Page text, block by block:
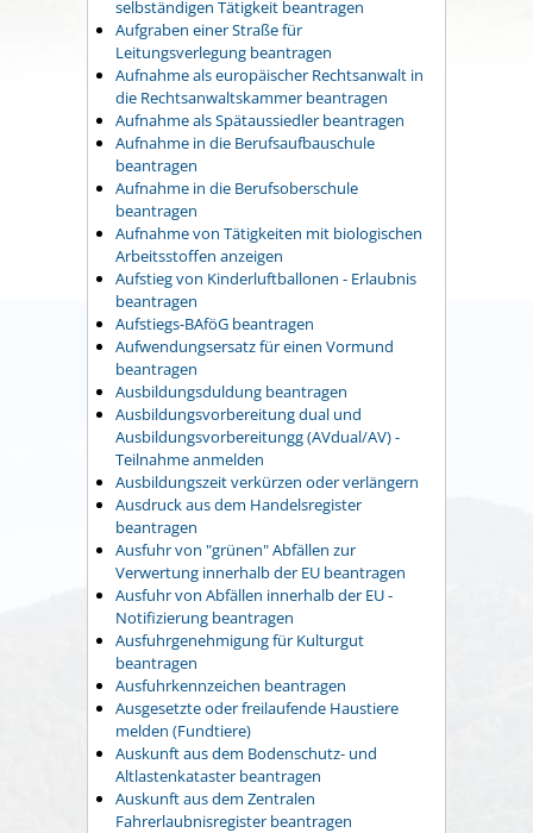
selbständigen Tätigkeit beantragen
Aufgraben einer Straße für
Leitungsverlegung beantragen
Aufnahme als europäischer Rechtsanwalt in
die Rechtsanwaltskammer beantragen
Aufnahme als Spätaussiedler beantragen
Aufnahme in die Berufsaufbauschule
beantragen
Aufnahme in die Berufsoberschule
beantragen
Aufnahme von Tätigkeiten mit biologischen
Arbeitsstoffen anzeigen
Aufstieg von Kinderluftballonen - Erlaubnis
beantragen
Aufstiegs-BAföG beantragen
Aufwendungsersatz für einen Vormund
beantragen
Ausbildungsduldung beantragen
Ausbildungsvorbereitung dual und
Ausbildungsvorbereitungg (AVdual/AV) -
Teilnahme anmelden
Ausbildungszeit verkürzen oder verlängern
Ausdruck aus dem Handelsregister
beantragen
Ausfuhr von "grünen" Abfällen zur
Verwertung innerhalb der EU beantragen
Ausfuhr von Abfällen innerhalb der EU -
Notifizierung beantragen
Ausfuhrgenehmigung für Kulturgut
beantragen
Ausfuhrkennzeichen beantragen
Ausgesetzte oder freilaufende Haustiere
melden (Fundtiere)
Auskunft aus dem Bodenschutz- und
Altlastenkataster beantragen
Auskunft aus dem Zentralen
Fahrerlaubnisregister beantragen